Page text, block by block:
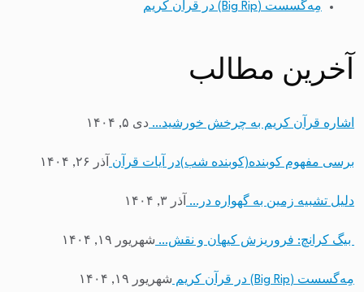
مِه‌گسست (Big Rip) در قرآن کریم
آخرین مطالب
اشاره قرآن کریم به چرخش خورشید… دی ۵, ۱۴۰۴
برسی مفهوم کوبنده(کوبنده شب)در آیات قرآن آذر ۲۶, ۱۴۰۴
دلیل تشبیه زمین به گهواره در… آذر ۳, ۱۴۰۴
بیگ کرانچ: فروریزش کیهان و نقش… شهریور ۱۹, ۱۴۰۴
مِه‌گسست (Big Rip) در قرآن کریم شهریور ۱۹, ۱۴۰۴